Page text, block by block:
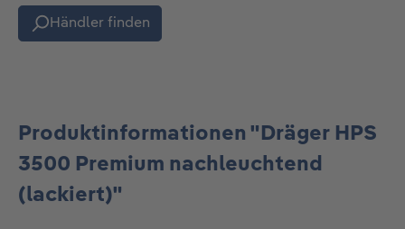
Händler finden
Produktinformationen "Dräger HPS
3500 Premium nachleuchtend
(lackiert)"